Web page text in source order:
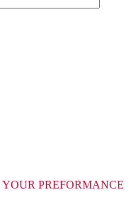
YOUR PREFORMANCE